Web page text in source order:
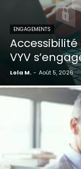
ENGAGEMENTS
VYV
Lola M. - Août 5, 2026